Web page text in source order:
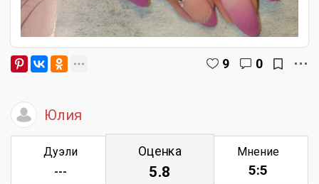
9 0
Юлия
Дуэли
---
Оценка
5.8
Мнение
5:5